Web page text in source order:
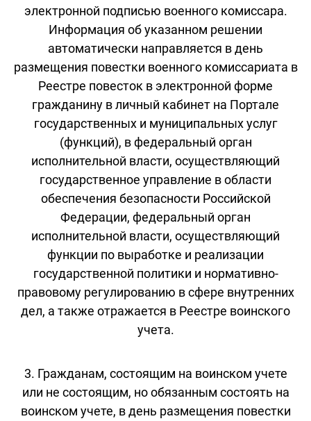
электронной подписью военного комиссара.
Информация об указанном решении
автоматически направляется в день
размещения повестки военного комиссариата в
Реестре повесток в электронной форме
гражданину в личный кабинет на Портале
государственных и муниципальных услуг
(функций), в федеральный орган
исполнительной власти, осуществляющий
государственное управление в области
обеспечения безопасности Российской
Федерации, федеральный орган
исполнительной власти, осуществляющий
функции по выработке и реализации
государственной политики и нормативно-
правовому регулированию в сфере внутренних
дел, а также отражается в Реестре воинского
учета.
3. Гражданам, состоящим на воинском учете
или не состоящим, но обязанным состоять на
воинском учете, в день размещения повестки